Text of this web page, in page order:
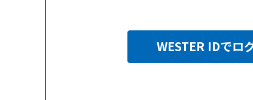
WESTER IDでロ